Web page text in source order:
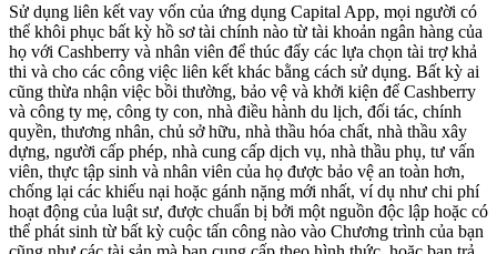
Sử dụng liên kết vay vốn của ứng dụng Capital App, mọi người có
thể khôi phục bất kỳ hồ sơ tài chính nào từ tài khoản ngân hàng của
họ với Cashberry và nhân viên để thúc đẩy các lựa chọn tài trợ khả
thi và cho các công việc liên kết khác bằng cách sử dụng. Bất kỳ ai
cũng thừa nhận việc bồi thường, bảo vệ và khởi kiện để Cashberry
và công ty mẹ, công ty con, nhà điều hành du lịch, đối tác, chính
quyền, thương nhân, chủ sở hữu, nhà thầu hóa chất, nhà thầu xây
dựng, người cấp phép, nhà cung cấp dịch vụ, nhà thầu phụ, tư vấn
viên, thực tập sinh và nhân viên của họ được bảo vệ an toàn hơn,
chống lại các khiếu nại hoặc gánh nặng mới nhất, ví dụ như chi phí
hoạt động của luật sư, được chuẩn bị bởi một nguồn độc lập hoặc có
thể phát sinh từ bất kỳ cuộc tấn công nào vào Chương trình của bạn